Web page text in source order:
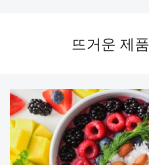
뜨거운 제품
유기 칠면조 꼬리 버섯 분말
유기농 에피미디움 분말
유기 은행나무 빌로바 분말
유기 버섯 분말